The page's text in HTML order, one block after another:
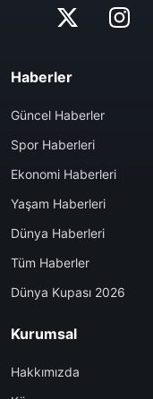
Haberler
Güncel Haberler
Spor Haberleri
Ekonomi Haberleri
Yaşam Haberleri
Dünya Haberleri
Tüm Haberler
Dünya Kupası 2026
Kurumsal
Hakkımızda